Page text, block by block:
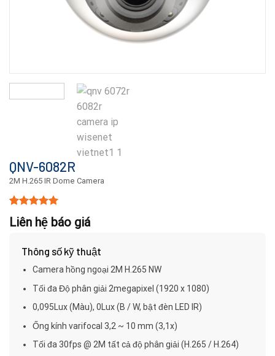
QNV-6082R
2M H.265 IR Dome Camera
5.00
trên 5
dựa trên
15
Liên hệ báo giá
Thông số kỹ thuật
Camera hồng ngoại 2M H.265 NW
Tối đa Độ phân giải 2megapixel (1920 x 1080)
0,095Lux (Màu), 0Lux (B / W, bật đèn LED IR)
Ống kính varifocal 3,2 ~ 10 mm (3,1x)
Tối đa 30fps @ 2M tất cả độ phân giải (H.265 / H.264)